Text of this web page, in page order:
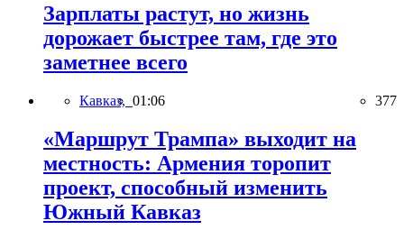
Зарплаты растут, но жизнь
дорожает быстрее там, где это
заметнее всего
Кавказ, 01:06 377
«Маршрут Трампа» выходит на
местность: Армения торопит
проект, способный изменить
Южный Кавказ